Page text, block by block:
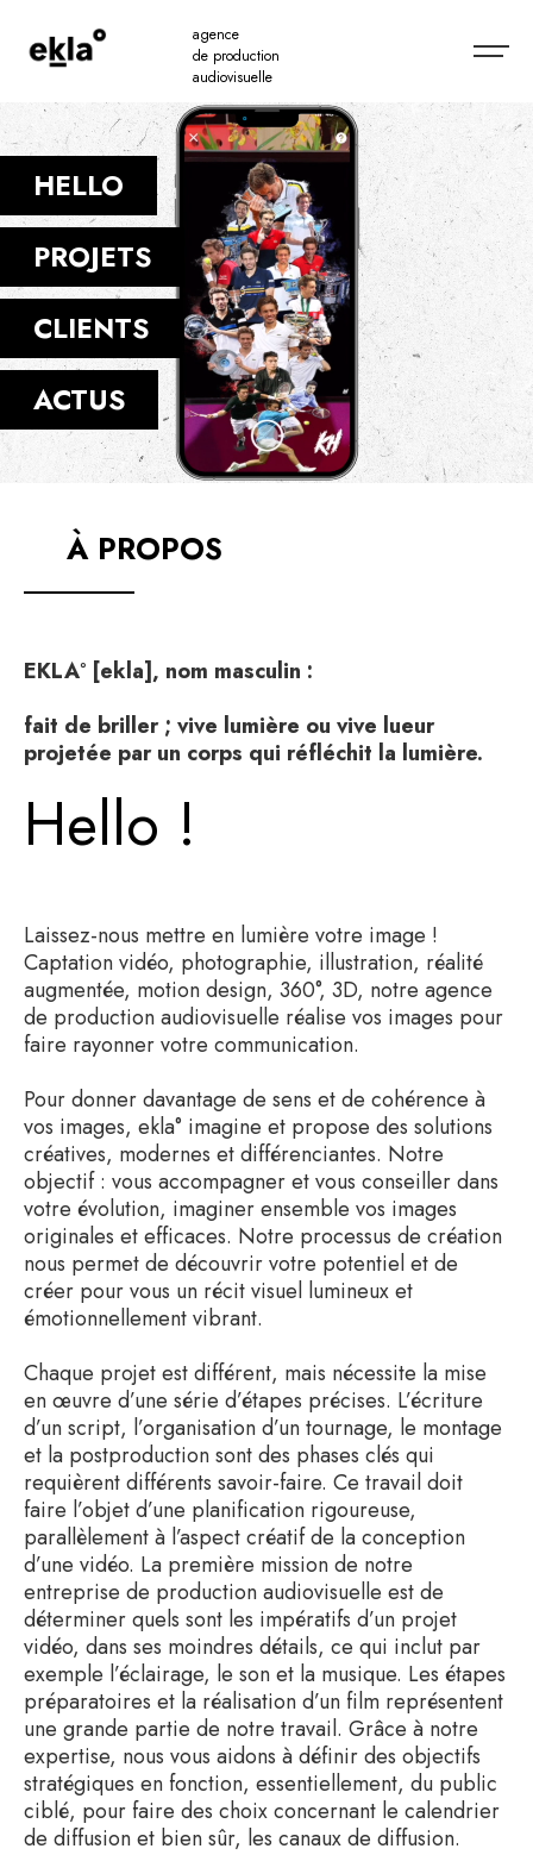
agence
de production
audiovisuelle
HELLO
PROJETS
CLIENTS
ACTUS
À PROPOS
EKLA° [ekla], nom masculin :
fait de briller ; vive lumière ou vive lueur
projetée par un corps qui réfléchit la lumière.
Hello !
Laissez-nous mettre en lumière votre image !
Captation vidéo, photographie, illustration, réalité
augmentée, motion design, 360°, 3D, notre agence
de production audiovisuelle réalise vos images pour
faire rayonner votre communication.
Pour donner davantage de sens et de cohérence à
vos images, ekla° imagine et propose des solutions
créatives, modernes et différenciantes. Notre
objectif : vous accompagner et vous conseiller dans
votre évolution, imaginer ensemble vos images
originales et efficaces. Notre processus de création
nous permet de découvrir votre potentiel et de
créer pour vous un récit visuel lumineux et
émotionnellement vibrant.
Chaque projet est différent, mais nécessite la mise
en œuvre d’une série d’étapes précises. L’écriture
d’un script, l’organisation d’un tournage, le montage
et la postproduction sont des phases clés qui
requièrent différents savoir-faire. Ce travail doit
faire l’objet d’une planification rigoureuse,
parallèlement à l’aspect créatif de la conception
d’une vidéo. La première mission de notre
entreprise de production audiovisuelle est de
déterminer quels sont les impératifs d’un projet
vidéo, dans ses moindres détails, ce qui inclut par
exemple l’éclairage, le son et la musique. Les étapes
préparatoires et la réalisation d’un film représentent
une grande partie de notre travail. Grâce à notre
expertise, nous vous aidons à définir des objectifs
stratégiques en fonction, essentiellement, du public
ciblé, pour faire des choix concernant le calendrier
de diffusion et bien sûr, les canaux de diffusion.